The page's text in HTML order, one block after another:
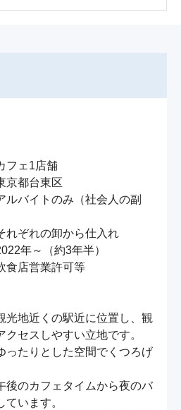
フェ1店舗
京都台東区
ルバイトのみ（社会人の副
れぞれの卸から仕入れ
年～（約3年半）
食店営業許可等
光地近くの駅近に位置し、観
セスしやすい立地です。
ったりとした空間でくつろげ
後のカフェタイムから夜のバ
います。